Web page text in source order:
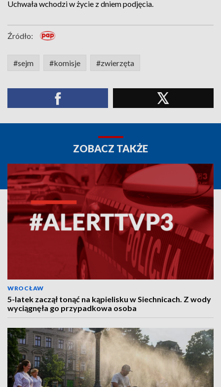
Uchwała wchodzi w życie z dniem podjęcia.
Źródło:
#sejm #komisje #zwierzęta
ZOBACZ TAKŻE
WROCŁAW
5-latek zaczął tonąć na kąpielisku w Siechnicach. Z wody
wyciągnęła go przypadkowa osoba